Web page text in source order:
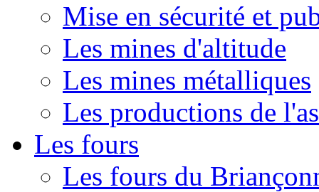
Mise en sécurité et
Les mines d'altitude
Les mines métalliques
Les productions de
Les fours
Les fours du